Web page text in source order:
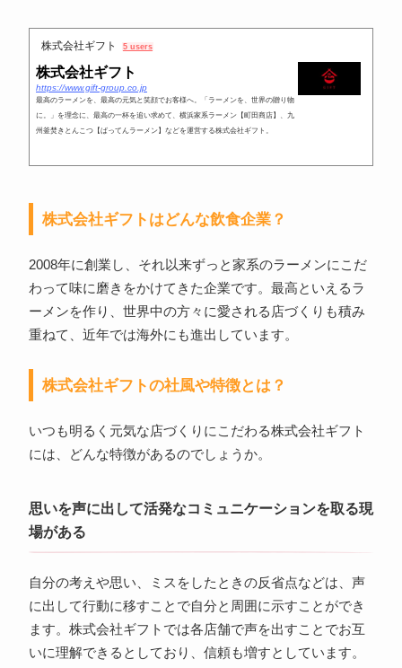
株式会社ギフト 5 users
株式会社ギフト
https://www.gift-group.co.jp
最高のラーメンを、最高の元気と笑顔でお客様へ。「ラーメンを、世界の贈り物
に。」を理念に、最高の一杯を追い求めて、横浜家系ラーメン【町田商店】、九
州釜焚きとんこつ【ばってんラーメン】などを運営する株式会社ギフト。
株式会社ギフトはどんな飲食企業？
2008年に創業し、それ以来ずっと家系のラーメンにこだ
わって味に磨きをかけてきた企業です。最高といえるラ
ーメンを作り、世界中の方々に愛される店づくりも積み
重ねて、近年では海外にも進出しています。
株式会社ギフトの社風や特徴とは？
いつも明るく元気な店づくりにこだわる株式会社ギフト
には、どんな特徴があるのでしょうか。
思いを声に出して活発なコミュニケーションを取る現
場がある
自分の考えや思い、ミスをしたときの反省点などは、声
に出して行動に移すことで自分と周囲に示すことができ
ます。株式会社ギフトでは各店舗で声を出すことでお互
いに理解できるとしており、信頼も増すとしています。